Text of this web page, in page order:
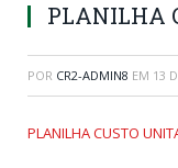
PLANILHA
POR CR2-ADMIN8 EM 13
PLANILHA CUSTO